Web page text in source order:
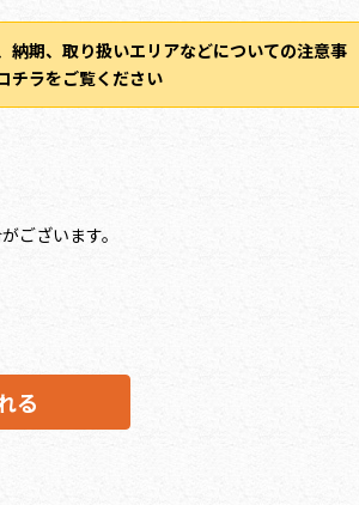
期、取り扱いエリアなどについての注意事
チラをご覧ください
ございます。
る